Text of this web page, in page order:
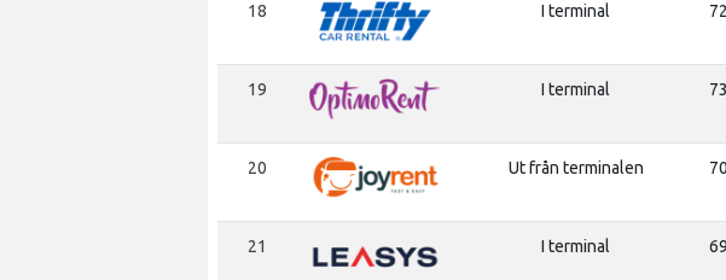
18 I terminal
19 I terminal
20 Ut från terminalen
21 I terminal